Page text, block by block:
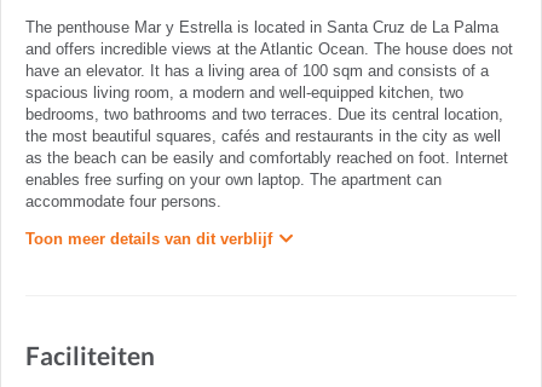
The penthouse Mar y Estrella is located in Santa Cruz de La Palma
and offers incredible views at the Atlantic Ocean. The house does not
have an elevator. It has a living area of 100 sqm and consists of a
spacious living room, a modern and well-equipped kitchen, two
bedrooms, two bathrooms and two terraces. Due its central location,
the most beautiful squares, cafés and restaurants in the city as well
as the beach can be easily and comfortably reached on foot. Internet
enables free surfing on your own laptop. The apartment can
accommodate four persons.
Toon meer details van dit verblijf
Faciliteiten